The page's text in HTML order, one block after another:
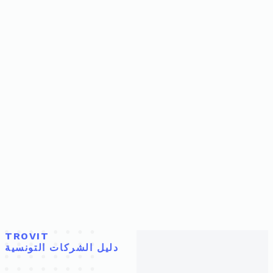
TROVIT
دليل الشركات التونسية